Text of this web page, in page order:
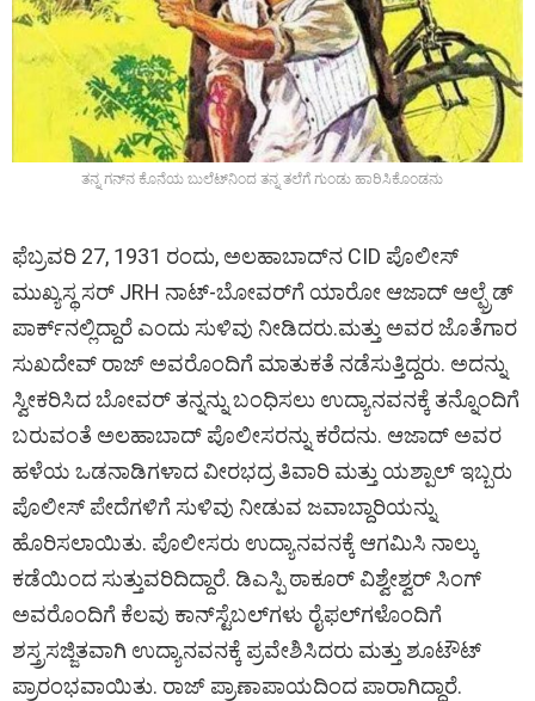
ತನ್ನ ಗನ್‌ನ ಕೊನೆಯ ಬುಲೆಟ್‌ನಿಂದ ತನ್ನ ತಲೆಗೆ ಗುಂಡು ಹಾರಿಸಿಕೊಂಡನು
ಫೆಬ್ರವರಿ 27, 1931 ರಂದು, ಅಲಹಾಬಾದ್‌ನ CID ಪೊಲೀಸ್
ಮುಖ್ಯಸ್ಥ ಸರ್ JRH ನಾಟ್-ಬೋವರ್‌ಗೆ ಯಾರೋ ಆಜಾದ್ ಆಲ್ಫ್ರೆಡ್
ಪಾರ್ಕ್‌ನಲ್ಲಿದ್ದಾರೆ ಎಂದು ಸುಳಿವು ನೀಡಿದರು.ಮತ್ತು ಅವರ ಜೊತೆಗಾರ
ಸುಖದೇವ್ ರಾಜ್ ಅವರೊಂದಿಗೆ ಮಾತುಕತೆ ನಡೆಸುತ್ತಿದ್ದರು. ಅದನ್ನು
ಸ್ವೀಕರಿಸಿದ ಬೋವರ್ ತನ್ನನ್ನು ಬಂಧಿಸಲು ಉದ್ಯಾನವನಕ್ಕೆ ತನ್ನೊಂದಿಗೆ
ಬರುವಂತೆ ಅಲಹಾಬಾದ್ ಪೊಲೀಸರನ್ನು ಕರೆದನು. ಆಜಾದ್ ಅವರ
ಹಳೆಯ ಒಡನಾಡಿಗಳಾದ ವೀರಭದ್ರ ತಿವಾರಿ ಮತ್ತು ಯಶ್ಪಾಲ್ ಇಬ್ಬರು
ಪೊಲೀಸ್ ಪೇದೆಗಳಿಗೆ ಸುಳಿವು ನೀಡುವ ಜವಾಬ್ದಾರಿಯನ್ನು
ಹೊರಿಸಲಾಯಿತು. ಪೊಲೀಸರು ಉದ್ಯಾನವನಕ್ಕೆ ಆಗಮಿಸಿ ನಾಲ್ಕು
ಕಡೆಯಿಂದ ಸುತ್ತುವರಿದಿದ್ದಾರೆ. ಡಿಎಸ್ಪಿ ಠಾಕೂರ್ ವಿಶ್ವೇಶ್ವರ್ ಸಿಂಗ್
ಅವರೊಂದಿಗೆ ಕೆಲವು ಕಾನ್‌ಸ್ಟೆಬಲ್‌ಗಳು ರೈಫಲ್‌ಗಳೊಂದಿಗೆ
ಶಸ್ತ್ರಸಜ್ಜಿತವಾಗಿ ಉದ್ಯಾನವನಕ್ಕೆ ಪ್ರವೇಶಿಸಿದರು ಮತ್ತು ಶೂಟೌಟ್
ಪ್ರಾರಂಭವಾಯಿತು. ರಾಜ್ ಪ್ರಾಣಾಪಾಯದಿಂದ ಪಾರಾಗಿದ್ದಾರೆ.